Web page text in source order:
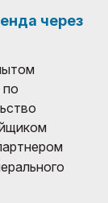
через
по